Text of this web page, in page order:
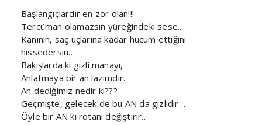
Başlangıçlardır en zor olan!!!
Tercüman olamazsın yüreğindeki sese..
Kanının, saç uçlarına kadar hücum ettiğini
hissedersin…
Bakışlarda ki gizli manayı,
Anlatmaya bir an lazımdır.
An dediğimiz nedir ki???
Geçmişte, gelecek de bu AN da gizlidir…
Öyle bir AN ki rotanı değiştirir..